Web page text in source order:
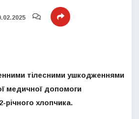
тілесними ушкодженнями
медичної допомоги
річного хлопчика.